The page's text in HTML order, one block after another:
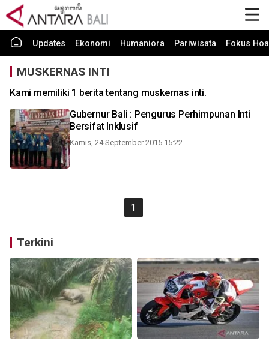
Updates Ekonomi Humaniora Pariwisata Fokus
MUSKERNAS INTI
Kami memiliki 1 berita tentang muskernas inti.
Gubernur Bali : Pengurus Perhimpunan Inti
Bersifat Inklusif
Kamis, 24 September 2015 15:22
1
Terkini